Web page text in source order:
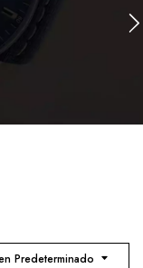
Predeterminado